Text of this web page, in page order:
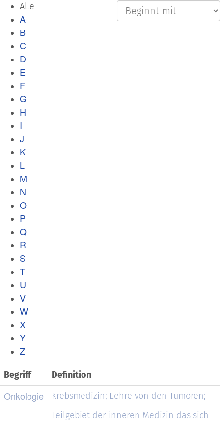
Alle
A
B
C
D
E
F
G
H
I
J
K
L
M
N
O
P
Q
R
S
T
U
V
W
X
Y
Z
Begriff Definition
Onkologie
Krebsmedizin; Lehre von den Tumoren;
Teilgebiet der inneren Medizin das sich